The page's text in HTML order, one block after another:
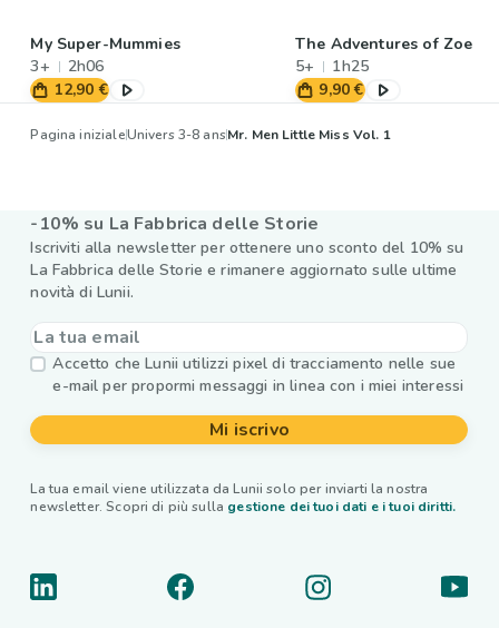
My Super-Mummies
3+
2h06
12,90 €
The Adventures of Zoe
5+
1h25
9,90 €
Pagina inizialeUnivers 3-8 ansMr. Men Little Miss Vol. 1
-10% su La Fabbrica delle Storie
Iscriviti alla newsletter per ottenere uno sconto del 10% su
La Fabbrica delle Storie e rimanere aggiornato sulle ultime
novità di Lunii.
Accetto che Lunii utilizzi pixel di tracciamento nelle sue
e-mail per propormi messaggi in linea con i miei interessi
Mi iscrivo
La tua email viene utilizzata da Lunii solo per inviarti la nostra
newsletter. Scopri di più sulla gestione dei tuoi dati e i tuoi diritti.